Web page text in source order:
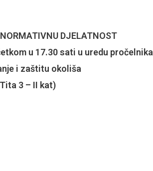
DJELATNOST
u 17.30 sati u uredu pročelnika
i zaštitu okoliša
3 – II kat)